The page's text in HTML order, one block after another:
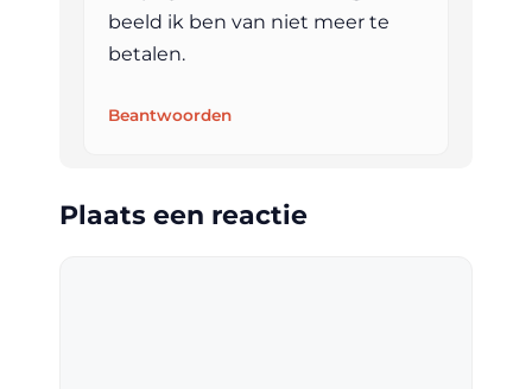
beeld ik ben van niet meer te
betalen.
Beantwoorden
Plaats een reactie